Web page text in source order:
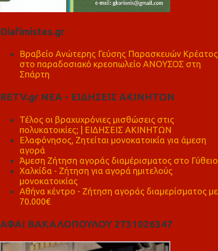
Diafimistes.gr
Βραβείο Ανώτερης Γεύσης Παρασκευών Κρέατος
στο παραδοσιακό κρεοπωλείο ΑΝΟΥΣΟΣ στη
Σπάρτη
RETV.gr ΝΕΑ - ΕΙΔΗΣΕΙΣ ΑΚΙΝΗΤΩΝ
Τέλος οι βραχυχρόνιες μισθώσεις στις
πολυκατοικίες; | ΕΙΔΗΣΕΙΣ ΑΚΙΝΗΤΩΝ
Ελαφόνησος, Ζητείται μονοκατοικία για άμεση
αγορά
Άμεση Ζήτηση αγοράς διαμέρισματος στο Γύθειο
Χαλκίδα - Ζήτηση για αγορά ημιτελούς
μονοκατοικίας
Αθήνα κέντρο - Ζήτηση αγοράς διαμερίσματος με
70.000€
ΑΦΑΙ ΒΑΚΑΛΟΠΟΥΛΟΥ 2731026347